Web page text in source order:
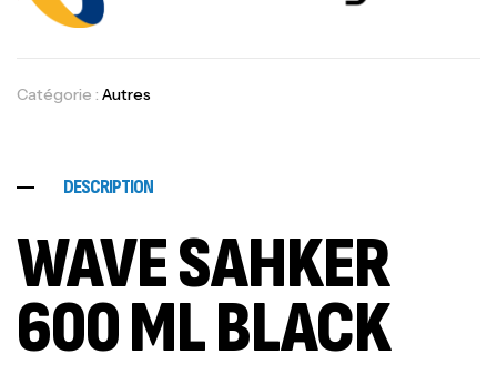
Catégorie : Autres
DESCRIPTION
WAVE SAHKER
600 ML BLACK